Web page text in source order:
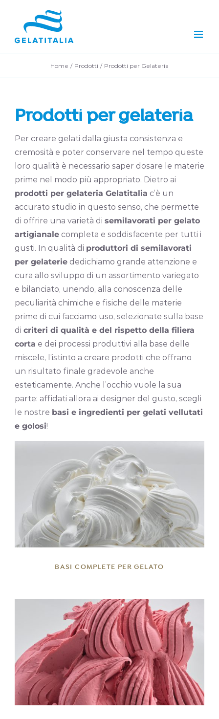
contenuto
Home Prodotti Prodotti per Gelateria
Prodotti per gelateria
Per creare gelati dalla giusta consistenza e
cremosità e poter conservare nel tempo queste
loro qualità è necessario saper dosare le materie
prime nel modo più appropriato. Dietro ai
prodotti per gelateria Gelatitalia c’è un
accurato studio in questo senso, che permette
di offrire una varietà di semilavorati per gelato
artigianale completa e soddisfacente per tutti i
gusti. In qualità di produttori di semilavorati
per gelaterie dedichiamo grande attenzione e
cura allo sviluppo di un assortimento variegato
e bilanciato, unendo, alla conoscenza delle
peculiarità chimiche e fisiche delle materie
prime di cui facciamo uso, selezionate sulla base
di criteri di qualità e del rispetto della filiera
corta e dei processi produttivi alla base delle
miscele, l’istinto a creare prodotti che offrano
un risultato finale gradevole anche
esteticamente. Anche l’occhio vuole la sua
parte: affidati allora ai designer del gusto, scegli
le nostre basi e ingredienti per gelati vellutati
e golosi!
DETTAGLI
BASI COMPLETE PER GELATO
DETTAGLI